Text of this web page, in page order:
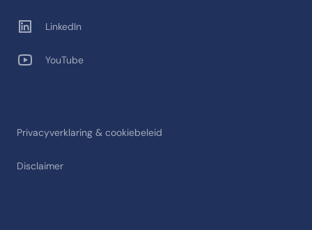
Privacyverklaring & cookiebeleid
Disclaimer
LinkedIn
YouTube